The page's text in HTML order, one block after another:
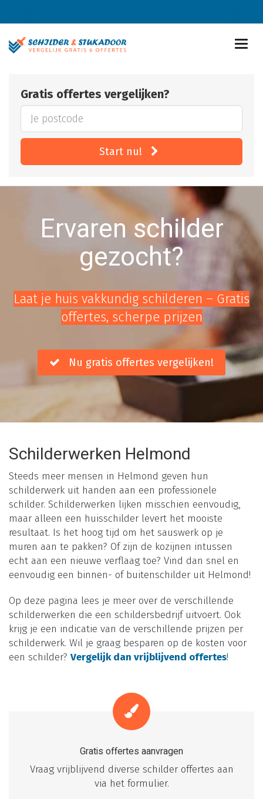
Gratis offertes vergelijken?
Start nu!
Ervaren schilder
gezocht?
Laat je huis vakkundig schilderen – Gratis
offertes, scherpe prijzen
Nu gratis offertes vergelijken!
Schilderwerken Helmond
Steeds meer mensen in Helmond geven hun
schilderwerk uit handen aan een professionele
schilder. Schilderwerken lijken misschien eenvoudig,
maar alleen een huisschilder levert het mooiste
resultaat. Is het hoog tijd om het sauswerk op je
muren aan te pakken? Of zijn de kozijnen intussen
echt aan een nieuwe verflaag toe? Vind dan snel en
eenvoudig een binnen- of buitenschilder uit Helmond!
Op deze pagina lees je meer over de verschillende
schilderwerken die een schildersbedrijf uitvoert. Ook
krijg je een indicatie van de verschillende prijzen per
schilderwerk. Wil je graag besparen op de kosten voor
een schilder? Vergelijk dan vrijblijvend offertes!
Gratis offertes aanvragen
Vraag vrijblijvend diverse schilder offertes aan
via het formulier.